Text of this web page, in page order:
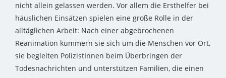
nicht allein gelassen werden. Vor allem die Ersthelfer bei
häuslichen Einsätzen spielen eine große Rolle in der
alltäglichen Arbeit: Nach einer abgebrochenen
Reanimation kümmern sie sich um die Menschen vor Ort,
sie begleiten PolizistInnen beim Überbringen der
Todesnachrichten und unterstützen Familien, die einen